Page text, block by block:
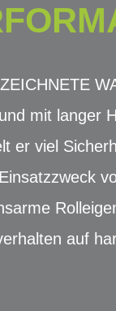
mit langer
er viel
auf